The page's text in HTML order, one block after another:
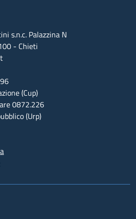
s.n.c. Palazzina N
- Chieti
(Cup)
0872.226
(Urp)